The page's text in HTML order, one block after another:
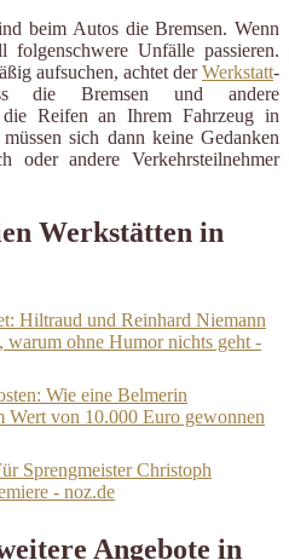
beim Autos die Bremsen. Wenn
folgenschwere Unfälle passieren.
aufsuchen, achtet derWerkstatt-
die Bremsen und andere
Reifen an Ihrem Fahrzeug in
sich dann keine Gedanken
oder andere Verkehrsteilnehmer
Werkstätten in
Hiltraud und Reinhard Niemann
warum ohne Humor nichts geht -
Wie eine Belmerin
Wert von 10.000 Euro gewonnen
Sprengmeister Christoph
- noz.de
Angebote in